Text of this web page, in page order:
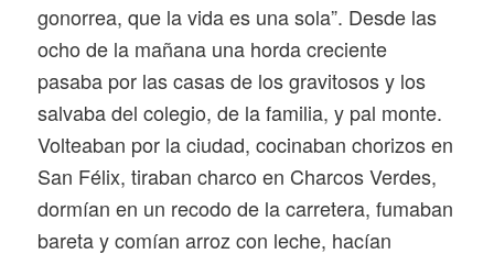
gonorrea, que la vida es una sola”. Desde las
ocho de la mañana una horda creciente
pasaba por las casas de los gravitosos y los
salvaba del colegio, de la familia, y pal monte.
Volteaban por la ciudad, cocinaban chorizos en
San Félix, tiraban charco en Charcos Verdes,
dormían en un recodo de la carretera, fumaban
bareta y comían arroz con leche, hacían